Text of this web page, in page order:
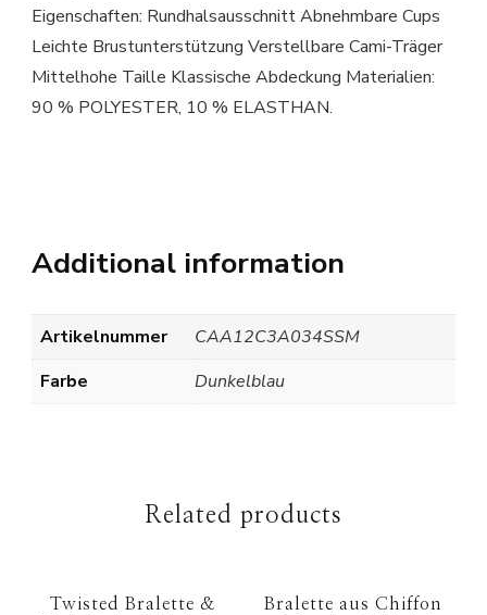
Eigenschaften: Rundhalsausschnitt Abnehmbare Cups
Leichte Brustunterstützung Verstellbare Cami-Träger
Mittelhohe Taille Klassische Abdeckung Materialien:
90 % POLYESTER, 10 % ELASTHAN.
Additional information
Artikelnummer
CAA12C3A034SSM
Farbe
Dunkelblau
Related products
Twisted Bralette &
Bralette aus Chiffon